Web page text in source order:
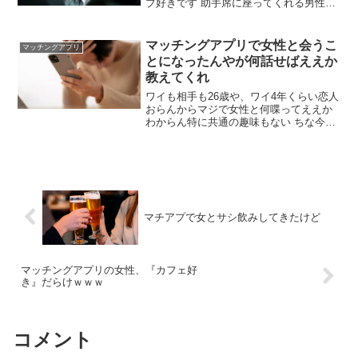
ブ好きです 助手席に座ってくれる男性募
言って女の運転に乗るのは嫌だな…なん
となく ドライブ好きな人と結婚したいわ
マッチングアプリ
マッチングアプリで女性と会うこ
とになったんやが何話せばええか
教えてくれ
ワイも相手も26歳や、ワイ4年くらい恋人
おらんからマジで女性と何喋ってええか
わからん特に共通の趣味もない ちな今日
マチアプで女とサシ飲みしてきたけど
マッチングアプリの女性、『カフェ好
き』だらけｗｗｗ
コメント